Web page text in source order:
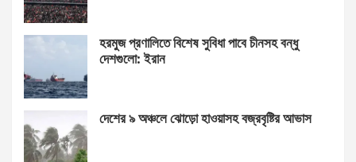
হরমুজ প্রণালিতে বিশেষ সুবিধা পাবে চীনসহ বন্ধু
দেশগুলো: ইরান
দেশের ৯ অঞ্চলে ঝোড়ো হাওয়াসহ বজ্রবৃষ্টির আভাস